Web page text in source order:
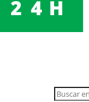
Buscar: